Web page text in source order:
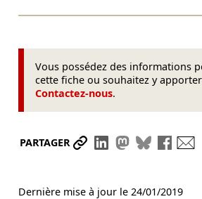
Vous possédez des informations
cette fiche ou souhaitez y
Contactez-nous.
PARTAGER Partager le lien
Partager sur
Partager
Dernière mise à jour le 24/01/2019